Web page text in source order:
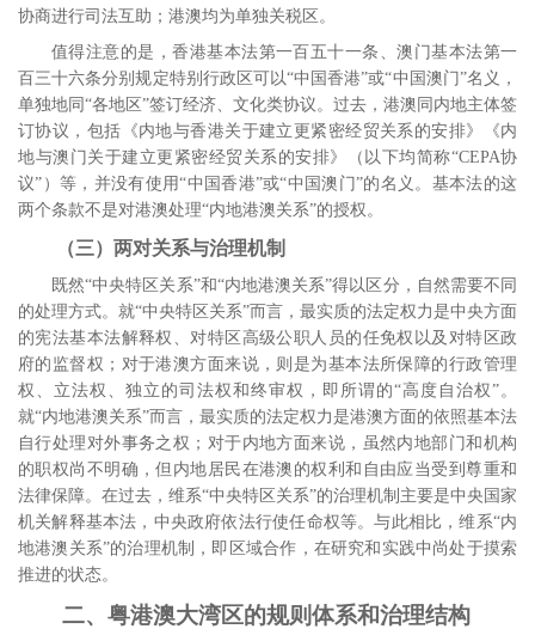
协商进行司法互助；港澳均为单独关税区。
值得注意的是，香港基本法第一百五十一条、澳门基本法第一
百三十六条分别规定特别行政区可以“中国香港”或“中国澳门”名义，
单独地同“各地区”签订经济、文化类协议。过去，港澳同内地主体签
订协议，包括《内地与香港关于建立更紧密经贸关系的安排》《内
地与澳门关于建立更紧密经贸关系的安排》（以下均简称“CEPA协
议”）等，并没有使用“中国香港”或“中国澳门”的名义。基本法的这
两个条款不是对港澳处理“内地港澳关系”的授权。
（三）两对关系与治理机制
既然“中央特区关系”和“内地港澳关系”得以区分，自然需要不同
的处理方式。就“中央特区关系”而言，最实质的法定权力是中央方面
的宪法基本法解释权、对特区高级公职人员的任免权以及对特区政
府的监督权；对于港澳方面来说，则是为基本法所保障的行政管理
权、立法权、独立的司法权和终审权，即所谓的“高度自治权”。
就“内地港澳关系”而言，最实质的法定权力是港澳方面的依照基本法
自行处理对外事务之权；对于内地方面来说，虽然内地部门和机构
的职权尚不明确，但内地居民在港澳的权利和自由应当受到尊重和
法律保障。在过去，维系“中央特区关系”的治理机制主要是中央国家
机关解释基本法，中央政府依法行使任命权等。与此相比，维系“内
地港澳关系”的治理机制，即区域合作，在研究和实践中尚处于摸索
推进的状态。
二、粤港澳大湾区的规则体系和治理结构